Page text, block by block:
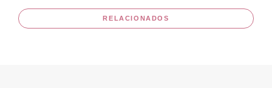
RELACIONADOS